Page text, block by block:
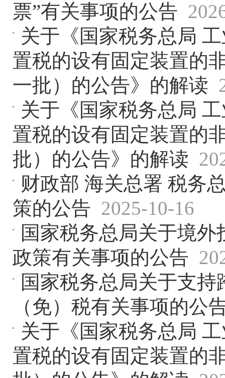
票”有关事项的公告
关于《国家税务总局
置税的设有固定装置的
一批）的公告》的解读
关于《国家税务总局
置税的设有固定装置的
批）的公告》的解读
财政部 海关总署 税务
策的公告 2025-10-16
国家税务总局关于境
政策有关事项的公告
国家税务总局关于支
（免）税有关事项的公
关于《国家税务总局
置税的设有固定装置的